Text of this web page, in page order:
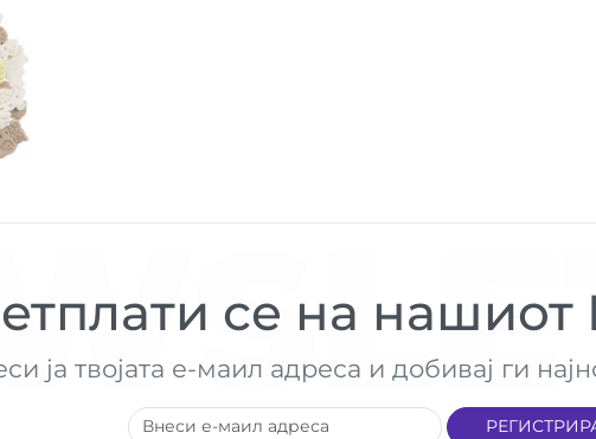
се на нашиот
ја твојата е-маил адреса и добивај ги